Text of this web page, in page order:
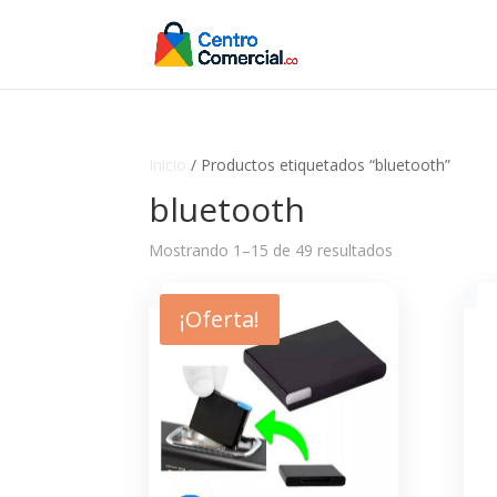
/ Productos etiquetados “bluetooth”
bluetooth
Mostrando 1–15 de 49 resultados
¡Oferta!